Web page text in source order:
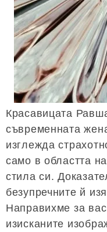
Красавицата
съвременната
изглежда
само в областта
стила си.
безупречните й
Направихме за
изисканите